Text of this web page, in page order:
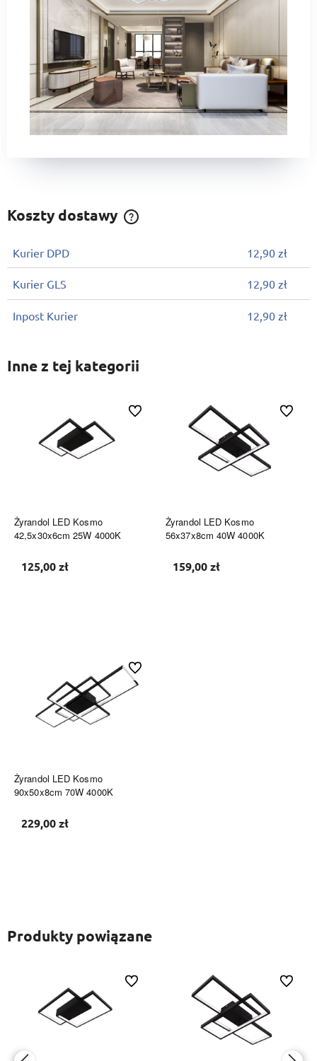
Koszty dostawy
Kurier DPD 12,90 zł
Kurier GLS 12,90 zł
Inpost Kurier 12,90 zł
Inne z tej kategorii
Żyrandol LED Kosmo
42,5x30x6cm 25W 4000K
125,00 zł
Do ulubionych
Żyrandol LED Kosmo
56x37x8cm 40W 4000K
159,00 zł
Do
Żyrandol LED Kosmo
90x50x8cm 70W 4000K
229,00 zł
Do ulubionych
Produkty powiązane
Do ulubionych Do